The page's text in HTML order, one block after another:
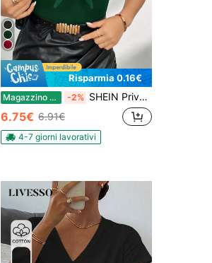
Risparmia 0.16€
Magazzino EU -2% SHEIN Privé Maglietta estiva romantica di San Valentino a maglia per le donne
6.75€ 6.91€
4-7 giorni lavorativi